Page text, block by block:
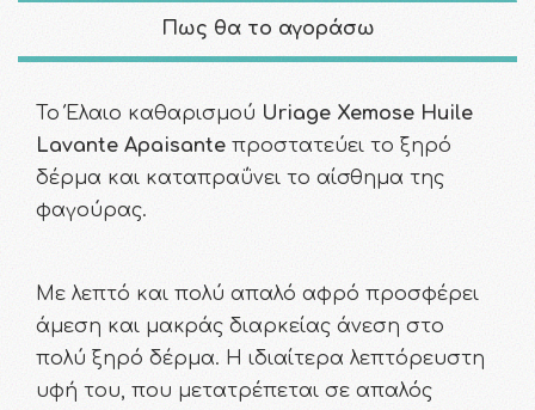
Πως θα το αγοράσω
Το Έλαιο καθαρισμού Uriage Xemose Huile
Lavante Apaisante προστατεύει το ξηρό
δέρμα και καταπραΰνει το αίσθημα της
φαγούρας.
Με λεπτό και πολύ απαλό αφρό προσφέρει
άμεση και μακράς διαρκείας άνεση στο
πολύ ξηρό δέρμα. Η ιδιαίτερα λεπτόρευστη
υφή του, που μετατρέπεται σε απαλός